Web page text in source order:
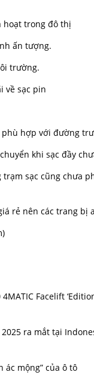
hoạt trong đô thị
ấn tượng.
trường.
về sạc pin
phù hợp với đường
khi sạc đầy
trạm sạc cũng chưa
rẻ nên các trang
)
4MATIC Facelift
2025 ra mắt tại
ác mộng” của ô tô